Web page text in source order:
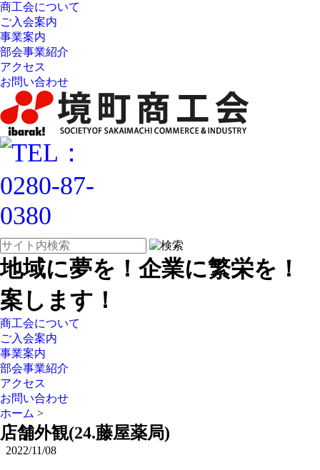
商工会について
ご入会案内
事業案内
部会事業紹介
アクセス
お問い合わせ
地域に夢を！企業に繁栄を
案します！
商工会について
ご入会案内
事業案内
部会事業紹介
アクセス
お問い合わせ
ホーム >
店舗外観(24.藤屋薬局)
2022/11/08